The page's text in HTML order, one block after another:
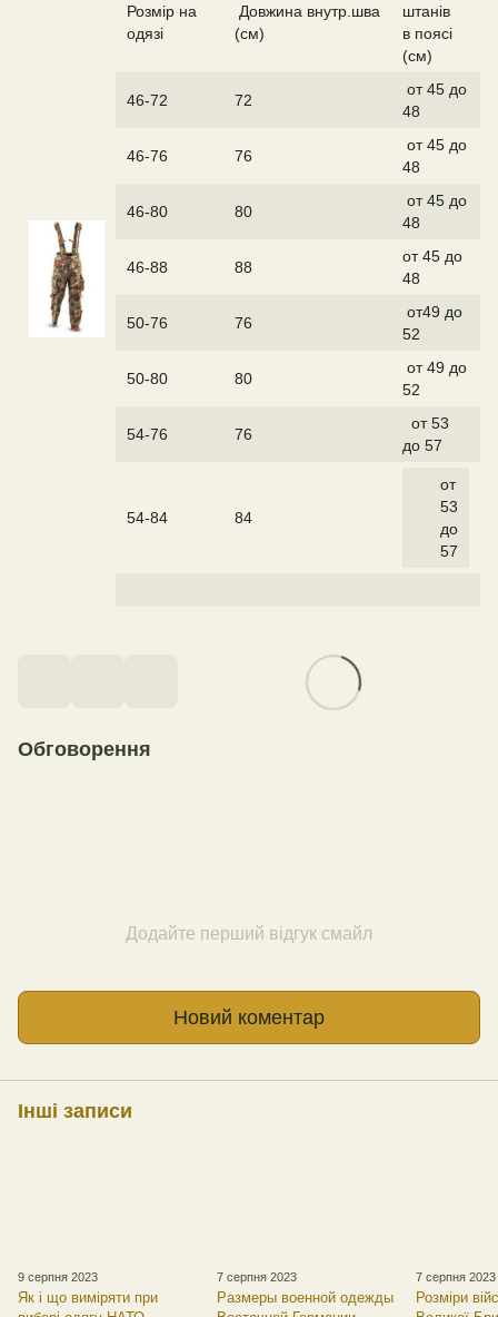
Розмір на
одязі
Довжина внутр.шва
(см)
штанів
в поясі
(см)
46-72 72
от 45 до
48
46-76 76
от 45 до
48
46-80 80
от 45 до
48
46-88 88
от 45 до
48
50-76 76
от49 до
52
50-80 80
от 49 до
52
54-76 76
от 53
до 57
54-84 84
от
53
до
57
Обговорення
Додайте перший відгук смайл
Новий коментар
Інші записи
9 серпня 2023
Як і що виміряти при
7 серпня 2023
Размеры военной одежды
7 серпня 2023
Розміри